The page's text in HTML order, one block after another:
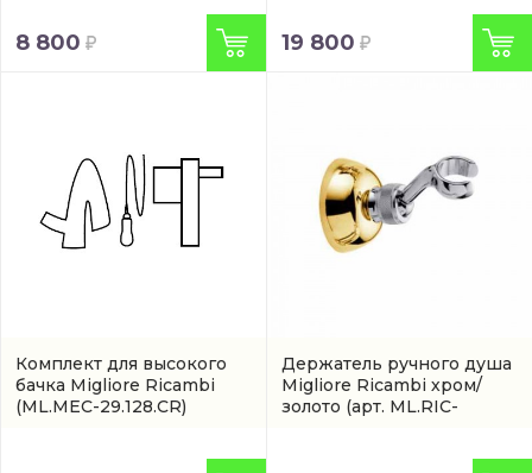
8 800 19 800
Комплект для высокого
бачка Migliore Ricambi
(ML.MEC-29.128.CR)
Держатель ручного душа
Migliore Ricambi хром/
золото (арт. ML.RIC-